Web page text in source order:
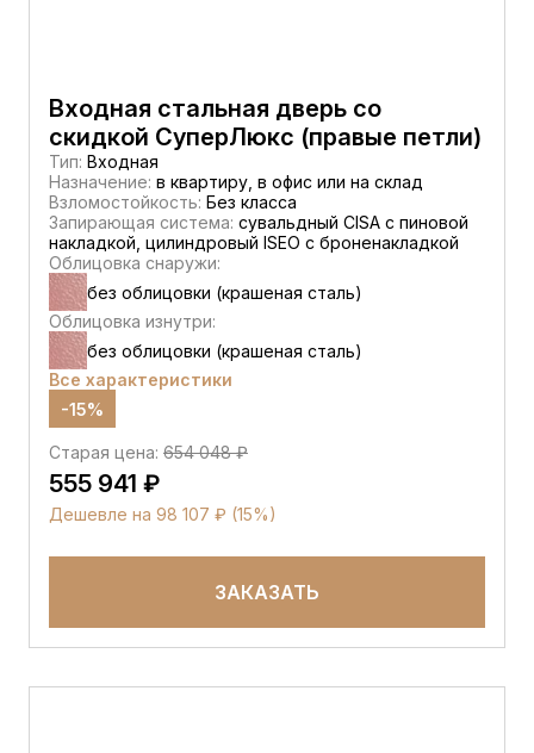
Входная стальная дверь со
скидкой СуперЛюкс (правые петли)
Тип: Входная
Назначение: в квартиру, в офис или на склад
Взломостойкость: Без класса
Запирающая система: сувальдный CISA c пиновой
накладкой, цилиндровый ISEO с броненакладкой
Облицовка снаружи:
без облицовки (крашеная сталь)
Облицовка изнутри:
без облицовки (крашеная сталь)
Все характеристики
-15%
Старая цена: 654 048 ₽
555 941 ₽
Дешевле на 98 107 ₽ (15%)
ЗАКАЗАТЬ